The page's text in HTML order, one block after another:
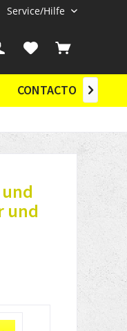
Service/Hilfe
CONTACTO 
und